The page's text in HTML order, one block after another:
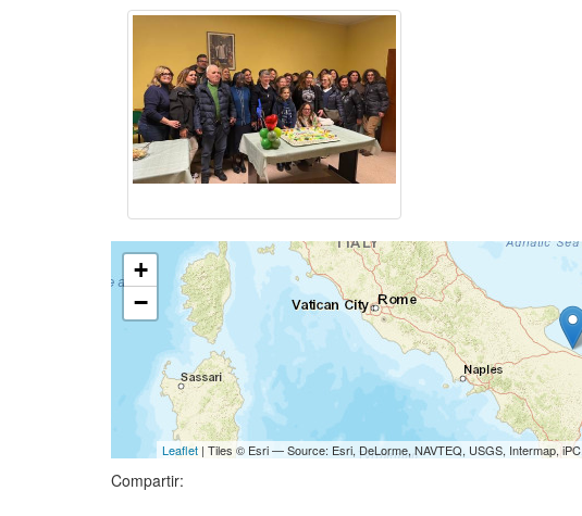
+
−
Leaflet| Tiles © Esri — Source: Esri, DeLorme, NAVTEQ, USGS, Intermap,
Compartir: